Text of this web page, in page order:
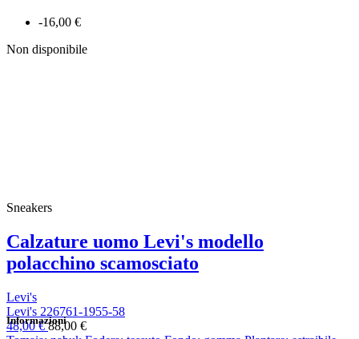
-16,00 €
Non disponibile
Sneakers
Calzature uomo Levi's modello
polacchino scamosciato
Levi's
Levi's 226761-1955-58
48,00 €88,00 €
Informazioni